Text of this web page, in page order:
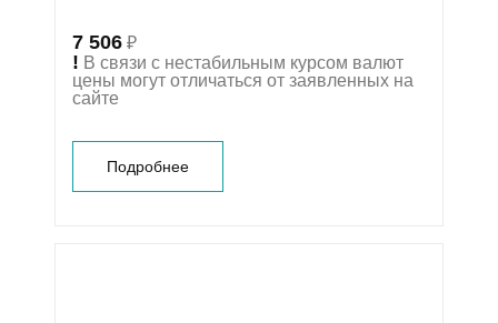
7 506 ₽
! В связи с нестабильным курсом валют
цены могут отличаться от заявленных на
сайте
Подробнее